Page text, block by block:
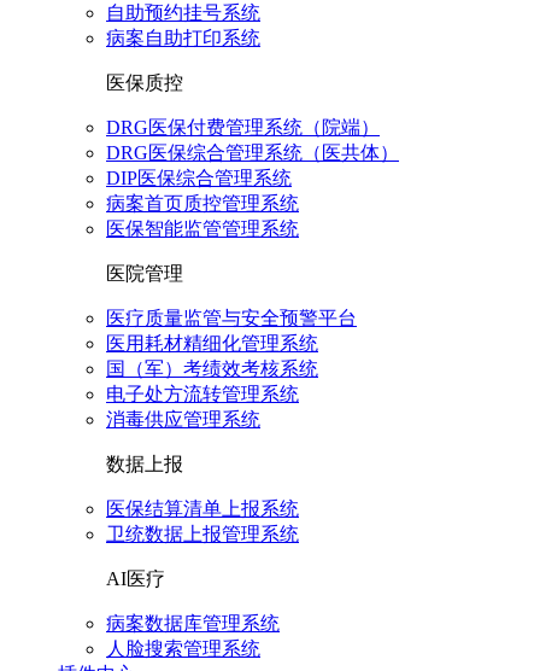
自助预约挂号系统
病案自助打印系统
医保质控
DRG医保付费管理系统（院端）
DRG医保综合管理系统（医共体）
DIP医保综合管理系统
病案首页质控管理系统
医保智能监管管理系统
医院管理
医疗质量监管与安全预警平台
医用耗材精细化管理系统
国（军）考绩效考核系统
电子处方流转管理系统
消毒供应管理系统
数据上报
医保结算清单上报系统
卫统数据上报管理系统
AI医疗
病案数据库管理系统
人脸搜索管理系统